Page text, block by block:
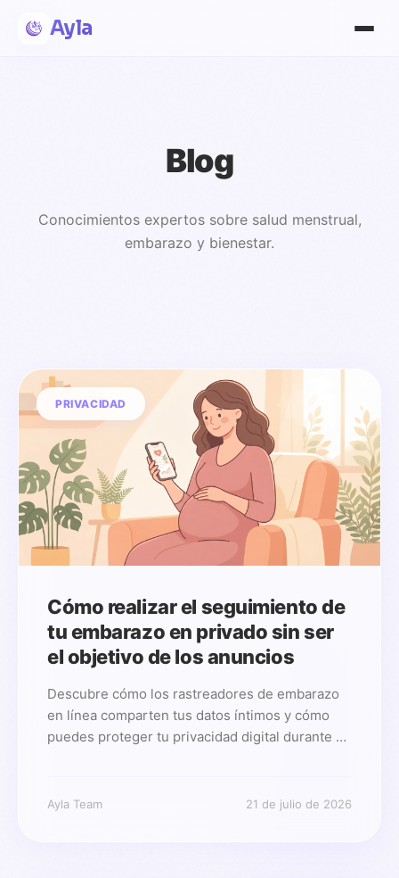
Ayla
Blog
Conocimientos expertos sobre salud menstrual,
embarazo y bienestar.
PRIVACIDAD
Cómo realizar el seguimiento de
tu embarazo en privado sin ser
el objetivo de los anuncios
Descubre cómo los rastreadores de embarazo
en línea comparten tus datos íntimos y cómo
puedes proteger tu privacidad digital durante el
Ayla Team 21 de julio de 2026